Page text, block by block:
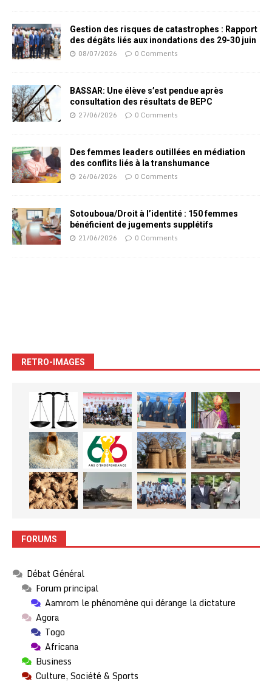
Gestion des risques de catastrophes : Rapport
des dégâts liés aux inondations des 29-30 juin
08/07/2026 0 Comments
BASSAR: Une élève s’est pendue après
consultation des résultats de BEPC
27/06/2026 0 Comments
Des femmes leaders outillées en médiation
des conflits liés à la transhumance
26/06/2026 0 Comments
Sotouboua/Droit à l’identité : 150 femmes
bénéficient de jugements supplétifs
21/06/2026 0 Comments
RETRO-IMAGES
FORUMS
Débat Général
Forum principal
Aamrom le phénomène qui dérange la dictature
Agora
Togo
Africana
Business
Culture, Société & Sports